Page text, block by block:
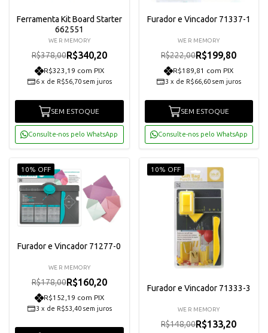
Ferramenta Kit Board Starter
662551
WE R MEMORY
R$378,00R$340,20
R$323,19 com PIX
6 x de R$56,70 sem juros
SEM ESTOQUE
Consulte-nos pelo WhatsApp
Furador e Vincador 71337-1
WE R MEMORY
R$222,00R$199,80
R$189,81 com PIX
3 x de R$66,60 sem juros
SEM ESTOQUE
Consulte-nos pelo WhatsApp
10% OFF
Furador e Vincador 71277-0
WE R MEMORY
R$178,00R$160,20
R$152,19 com PIX
3 x de R$53,40 sem juros
10% OFF
Furador e Vincador 71333-3
WE R MEMORY
R$148,00R$133,20